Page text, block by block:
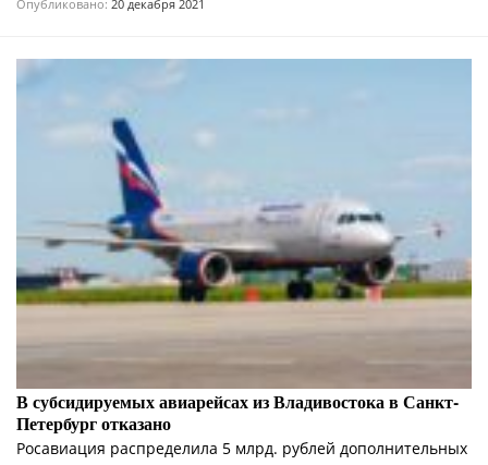
Опубликовано: 20 декабря 2021
В субсидируемых авиарейсах из Владивостока в Санкт-
Петербург отказано
Росавиация распределила 5 млрд. рублей дополнительных